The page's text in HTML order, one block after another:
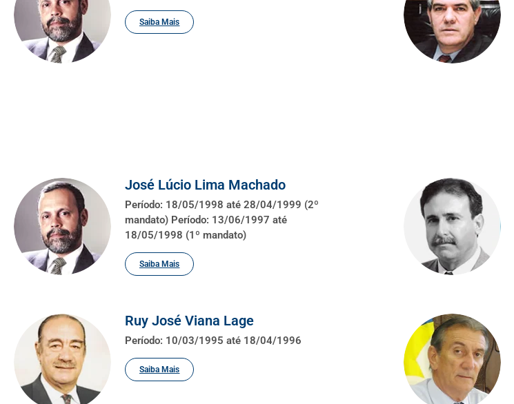
Saiba Mais
José Lúcio Lima Machado
Período: 18/05/1998 até 28/04/1999 (2º
mandato) Período: 13/06/1997 até
18/05/1998 (1º mandato)
Saiba Mais
Ruy José Viana Lage
Período: 10/03/1995 até 18/04/1996
Saiba Mais